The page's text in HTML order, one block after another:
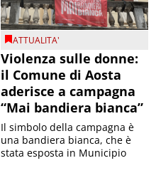
ATTUALITA'
Violenza sulle donne:
il Comune di Aosta
aderisce a campagna
“Mai bandiera bianca”
Il simbolo della campagna è
una bandiera bianca, che è
stata esposta in Municipio